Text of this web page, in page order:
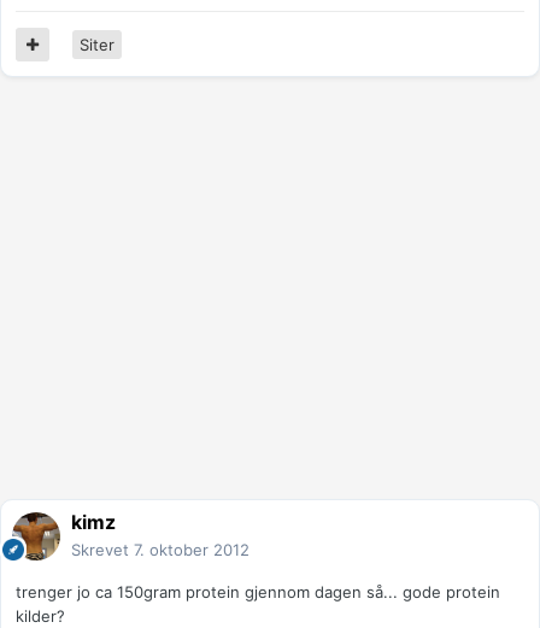
Siter
kimz
Skrevet 7. oktober 2012
trenger jo ca 150gram protein gjennom dagen så... gode protein
kilder?